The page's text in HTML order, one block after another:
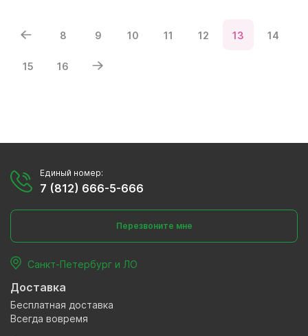
8 9 10 11 12 13 14
15 16
Единый номер:
7 (812) 666-5-666
Перезвоните мне
Санкт-Петербург и ЛО
Доставка
Бесплатная доставка
Всегда вовремя